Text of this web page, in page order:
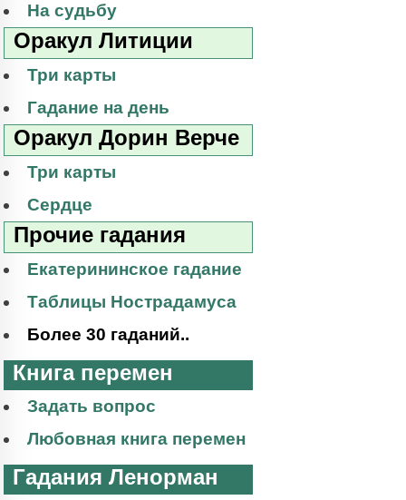
На судьбу
Оракул Литиции
Три карты
Гадание на день
Оракул Дорин Верче
Три карты
Сердце
Прочие гадания
Екатерининское гадание
Таблицы Нострадамуса
Более 30 гаданий..
Книга перемен
Задать вопрос
Любовная книга перемен
Гадания Ленорман